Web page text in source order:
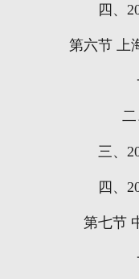
四、
第六节
三、
四、
第七节